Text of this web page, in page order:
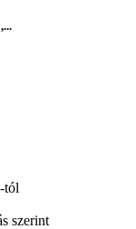
tól
szerint